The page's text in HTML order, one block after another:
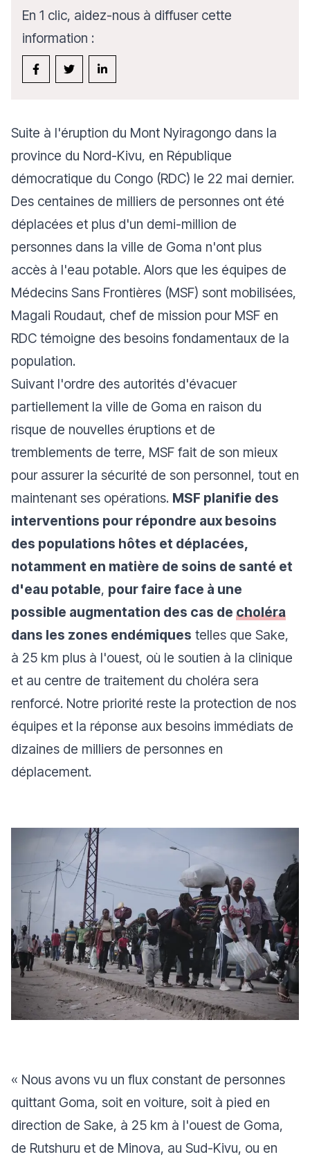
En 1 clic, aidez-nous à diffuser cette
information :
Suite à l'éruption du Mont Nyiragongo dans la
province du Nord-Kivu, en République
démocratique du Congo (RDC) le 22 mai dernier.
Des centaines de milliers de personnes ont été
déplacées et plus d'un demi-million de
personnes dans la ville de Goma n'ont plus
accès à l'eau potable. Alors que les équipes de
Médecins Sans Frontières (MSF) sont mobilisées,
Magali Roudaut, chef de mission pour MSF en
RDC témoigne des besoins fondamentaux de la
population.
Suivant l'ordre des autorités d'évacuer
partiellement la ville de Goma en raison du
risque de nouvelles éruptions et de
tremblements de terre, MSF fait de son mieux
pour assurer la sécurité de son personnel, tout en
maintenant ses opérations. MSF planifie des
interventions pour répondre aux besoins
des populations hôtes et déplacées,
notamment en matière de soins de santé et
d'eau potable, pour faire face à une
possible augmentation des cas de choléra
dans les zones endémiques telles que Sake,
à 25 km plus à l'ouest, où le soutien à la clinique
et au centre de traitement du choléra sera
renforcé. Notre priorité reste la protection de nos
équipes et la réponse aux besoins immédiats de
dizaines de milliers de personnes en
déplacement.
« Nous avons vu un flux constant de personnes
quittant Goma, soit en voiture, soit à pied en
direction de Sake, à 25 km à l'ouest de Goma,
de Rutshuru et de Minova, au Sud-Kivu, ou en